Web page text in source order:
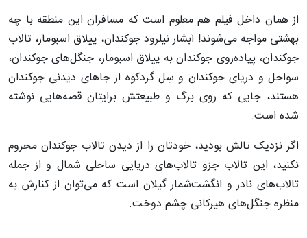
از همان داخل فیلم هم معلوم است که مسافران این منطقه با چه
بهشتی مواجه می‌شوند! آبشار نیلرود جوکندان، ییلاق اسبومار، تالاب
جوکندان، پیاده‌روی جوکندان به ییلاق اسبومار، جنگل‌های جوکندان،
سواحل و دریای جوکندان و سِل گردکوه از جاهای دیدنی جوکندان
هستند، جایی که روی برگ و طبیعتش برایتان قصه‌هایی نوشته
شده است.
اگر نزدیک تالش بودید، خودتان را از دیدن تالاب جوکندان محروم
نکنید، این تالاب جزو تالاب‌های دریایی ساحلی شمال و از جمله
تالاب‌های نادر و انگشت‌شمار گیلان است که می‌توان از کنارش به
منظره جنگل‌های هیرکانی چشم دوخت.